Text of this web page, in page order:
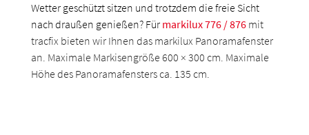
Wetter geschützt sitzen und trotzdem die freie Sicht
nach draußen genießen? Für markilux 776 / 876 mit
tracfix bieten wir Ihnen das markilux Panoramafenster
an. Maximale Markisengröße 600 × 300 cm. Maximale
Höhe des Panoramafensters ca. 135 cm.